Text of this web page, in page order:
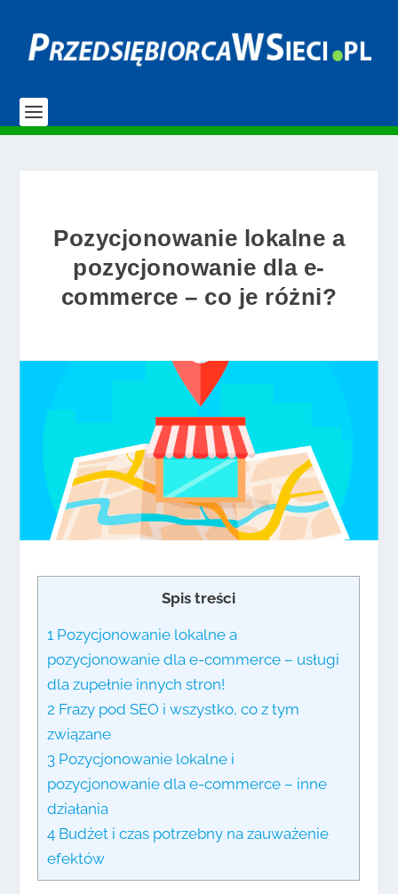
Pozycjonowanie lokalne a
pozycjonowanie dla e-
commerce – co je różni?
Spis treści
1 Pozycjonowanie lokalne a
pozycjonowanie dla e-commerce – usługi
dla zupełnie innych stron!
2 Frazy pod SEO i wszystko, co z tym
związane
3 Pozycjonowanie lokalne i
pozycjonowanie dla e-commerce – inne
działania
4 Budżet i czas potrzebny na zauważenie
efektów